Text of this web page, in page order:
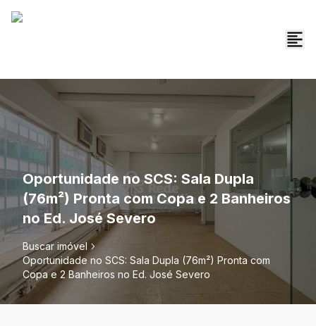
Oportunidade no SCS: Sala Dupla
(76m²) Pronta com Copa e 2 Banheiros
no Ed. José Severo
Buscar imóvel
Oportunidade no SCS: Sala Dupla (76m²) Pronta com
Copa e 2 Banheiros no Ed. José Severo